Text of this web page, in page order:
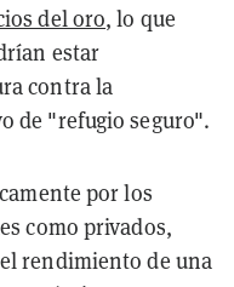
del oro, lo que
estar
contra la
de "refugio seguro".
por los
como privados,
rendimiento de una